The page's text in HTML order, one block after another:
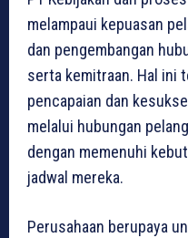
melampaui kepuasan
dan pengembangan
serta kemitraan. Hal ini
pencapaian dan
melalui hubungan
dengan memenuhi
jadwal mereka.
Perusahaan berupaya